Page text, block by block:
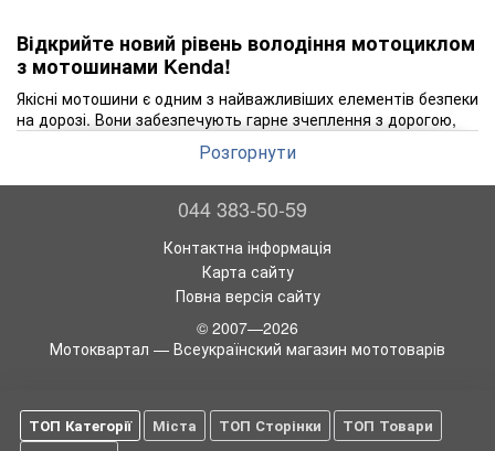
Відкрийте новий рівень володіння мотоциклом
з мотошинами Kenda!
Якісні мотошини є одним з найважливіших елементів безпеки
на дорозі. Вони забезпечують гарне зчеплення з дорогою,
або пошкоджені шини можуть призвести до небезпечної
ситуації на дорозі, тому вчасна заміна є обов'язковою.
Kenda - це вибір професіоналів. Компанія
шин. Їхні продукти виготовляються з використанням
передових технологій та відповідають найвищим
стандартам безпеки. Ви можете бути впевнені, що з
Мото магазин Motokvartal - це найкраще місце для купівлі
знайдете широкий вибір мотошин Kenda для різних типів
мотоциклів. Ми пропонуємо конкурентні ціни та гарантію
Розгорнути
044 383-50-59
Контактна інформація
Карта сайту
Повна версія сайту
© 2007—2026
Мотоквартал — Всеукраїнский магазин мототоварів
ТОП Категорії Міста ТОП Сторінки
ТОП Товари